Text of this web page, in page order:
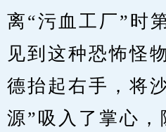
离“污血工厂”时
见到这种恐怖怪
德抬起右手，将
源”吸入了掌心